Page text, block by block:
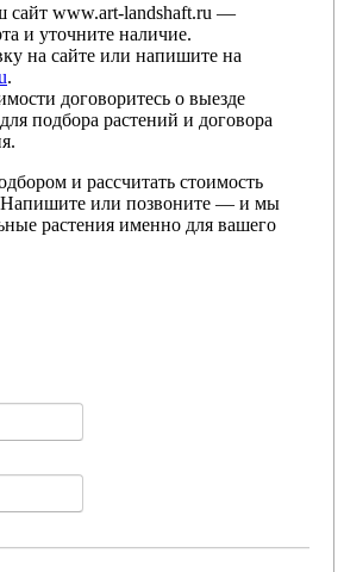
сайт www.art-landshaft.ru —
и уточните наличие.
на сайте или напишите на
.
договоритесь о выезде
подбора растений и договора
и рассчитать стоимость
Напишите или позвоните — и мы
растения именно для вашего